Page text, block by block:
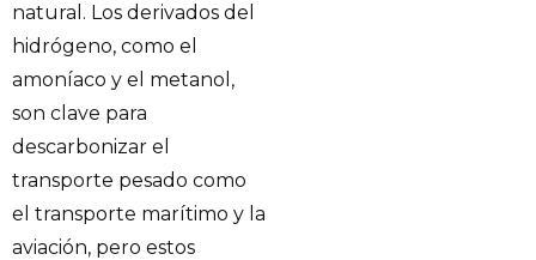
natural. Los derivados del
hidrógeno, como el
amoníaco y el metanol,
son clave para
descarbonizar el
transporte pesado como
el transporte marítimo y la
aviación, pero estos